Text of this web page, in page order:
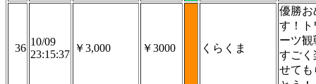
36
10/09
23:15:37
￥3,000 ￥3000 くらくま
優勝お
す！ト
ーツ
すごく
せても